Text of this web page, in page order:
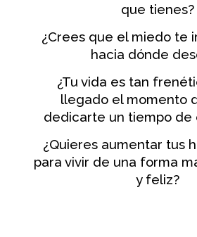
que tienes?
¿Crees que el miedo te
hacia dónde
¿Tu vida es tan
llegado el momento
dedicarte un tiempo de
¿Quieres aumentar tus
para vivir de una forma
y feliz?